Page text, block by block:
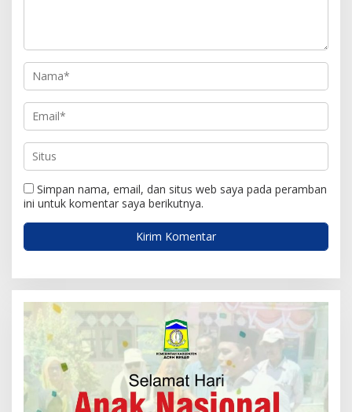
Simpan nama, email, dan situs web saya pada peramban
ini untuk komentar saya berikutnya.